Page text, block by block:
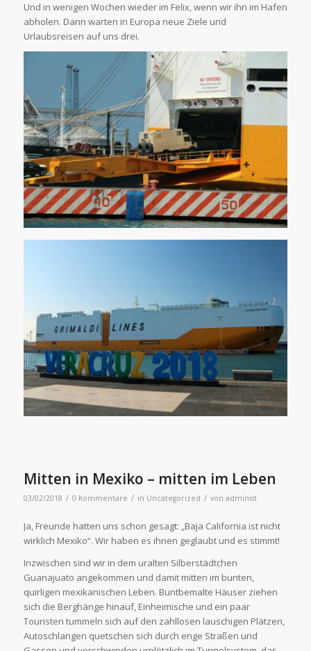
Und in wenigen Wochen wieder im Felix, wenn wir ihn im Hafen
abholen. Dann warten in Europa neue Ziele und
Urlaubsreisen auf uns drei.
Mitten in Mexiko – mitten im Leben
03/02/2018 / 0 Kommentare / in Uncategorized / von administ
Ja, Freunde hatten uns schon gesagt: „Baja California ist nicht
wirklich Mexiko“. Wir haben es ihnen geglaubt und es stimmt!
Inzwischen sind wir in dem uralten Silberstädtchen
Guanajuato angekommen und damit mitten im bunten,
quirligen mexikanischen Leben. Buntbemalte Häuser ziehen
sich die Berghänge hinauf, Einheimische und ein paar
Touristen tummeln sich auf den zahllosen lauschigen Plätzen,
Autoschlangen quetschen sich durch enge Straßen und